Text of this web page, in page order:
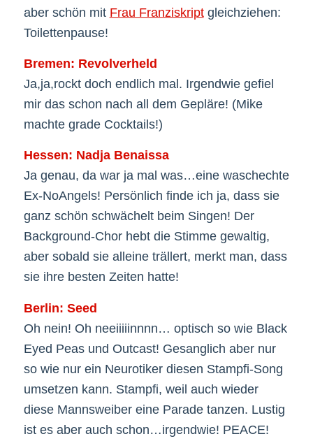
aber schön mit Frau Franziskriptgleichziehen:
Toilettenpause!
Bremen: Revolverheld
Ja,ja,rockt doch endlich mal. Irgendwie gefiel
mir das schon nach all dem Gepläre! (Mike
machte grade Cocktails!)
Hessen: Nadja Benaissa
Ja genau, da war ja mal was…eine waschechte
Ex-NoAngels! Persönlich finde ich ja, dass sie
ganz schön schwächelt beim Singen! Der
Background-Chor hebt die Stimme gewaltig,
aber sobald sie alleine trällert, merkt man, dass
sie ihre besten Zeiten hatte!
Berlin: Seed
Oh nein! Oh neeiiiiinnnn… optisch so wie Black
Eyed Peas und Outcast! Gesanglich aber nur
so wie nur ein Neurotiker diesen Stampfi-Song
umsetzen kann. Stampfi, weil auch wieder
diese Mannsweiber eine Parade tanzen. Lustig
ist es aber auch schon…irgendwie! PEACE!